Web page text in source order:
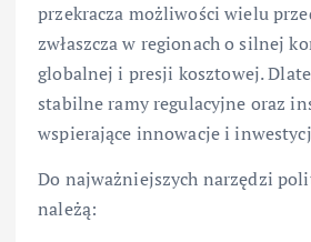
przekracza możliwości wielu
zwłaszcza w regionach o silnej
globalnej i presji kosztowej.
stabilne ramy regulacyjne oraz
wspierające innowacje i
Do najważniejszych narzędzi
należą: